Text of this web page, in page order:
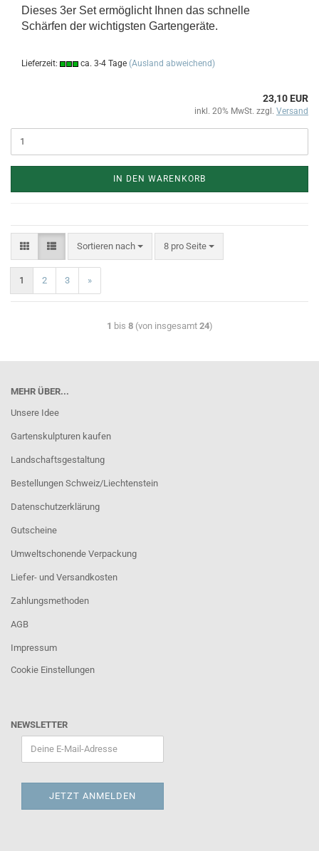
Dieses 3er Set ermöglicht Ihnen das schnelle
Schärfen der wichtigsten Gartengeräte.
Lieferzeit: ca. 3-4 Tage (Ausland abweichend)
23,10 EUR
inkl. 20% MwSt. zzgl. Versand
IN DEN WARENKORB
Sortieren nach 8 pro Seite
1 2 3 »
1 bis 8(von insgesamt 24)
MEHR ÜBER...
Unsere Idee
Gartenskulpturen kaufen
Landschaftsgestaltung
Bestellungen Schweiz/Liechtenstein
Datenschutzerklärung
Gutscheine
Umweltschonende Verpackung
Liefer- und Versandkosten
Zahlungsmethoden
AGB
Impressum
Cookie Einstellungen
NEWSLETTER